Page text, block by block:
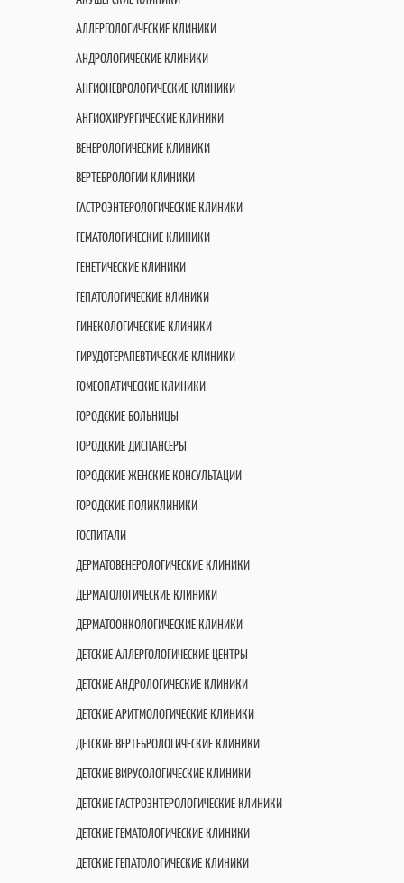
АЛЛЕРГОЛОГИЧЕСКИЕ КЛИНИКИ
АНДРОЛОГИЧЕСКИЕ КЛИНИКИ
АНГИОНЕВРОЛОГИЧЕСКИЕ КЛИНИКИ
АНГИОХИРУРГИЧЕСКИЕ КЛИНИКИ
ВЕНЕРОЛОГИЧЕСКИЕ КЛИНИКИ
ВЕРТЕБРОЛОГИИ КЛИНИКИ
ГАСТРОЭНТЕРОЛОГИЧЕСКИЕ КЛИНИКИ
ГЕМАТОЛОГИЧЕСКИЕ КЛИНИКИ
ГЕНЕТИЧЕСКИЕ КЛИНИКИ
ГЕПАТОЛОГИЧЕСКИЕ КЛИНИКИ
ГИНЕКОЛОГИЧЕСКИЕ КЛИНИКИ
ГИРУДОТЕРАПЕВТИЧЕСКИЕ КЛИНИКИ
ГОМЕОПАТИЧЕСКИЕ КЛИНИКИ
ГОРОДСКИЕ БОЛЬНИЦЫ
ГОРОДСКИЕ ДИСПАНСЕРЫ
ГОРОДСКИЕ ЖЕНСКИЕ КОНСУЛЬТАЦИИ
ГОРОДСКИЕ ПОЛИКЛИНИКИ
ГОСПИТАЛИ
ДЕРМАТОВЕНЕРОЛОГИЧЕСКИЕ КЛИНИКИ
ДЕРМАТОЛОГИЧЕСКИЕ КЛИНИКИ
ДЕРМАТООНКОЛОГИЧЕСКИЕ КЛИНИКИ
ДЕТСКИЕ АЛЛЕРГОЛОГИЧЕСКИЕ ЦЕНТРЫ
ДЕТСКИЕ АНДРОЛОГИЧЕСКИЕ КЛИНИКИ
ДЕТСКИЕ АРИТМОЛОГИЧЕСКИЕ КЛИНИКИ
ДЕТСКИЕ ВЕРТЕБРОЛОГИЧЕСКИЕ КЛИНИКИ
ДЕТСКИЕ ВИРУСОЛОГИЧЕСКИЕ КЛИНИКИ
ДЕТСКИЕ ГАСТРОЭНТЕРОЛОГИЧЕСКИЕ КЛИНИКИ
ДЕТСКИЕ ГЕМАТОЛОГИЧЕСКИЕ КЛИНИКИ
ДЕТСКИЕ ГЕПАТОЛОГИЧЕСКИЕ КЛИНИКИ